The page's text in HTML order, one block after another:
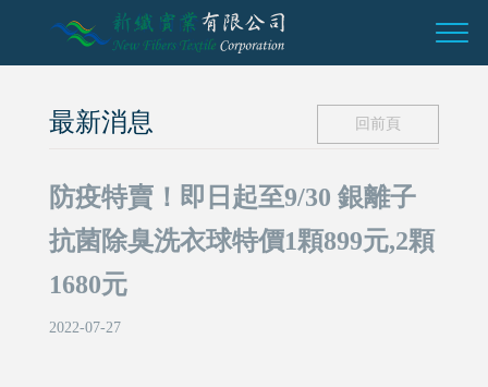
最新消息 回前頁
防疫特賣！即日起至9/30 銀離子
抗菌除臭洗衣球特價1顆899元,2顆
1680元
2022-07-27